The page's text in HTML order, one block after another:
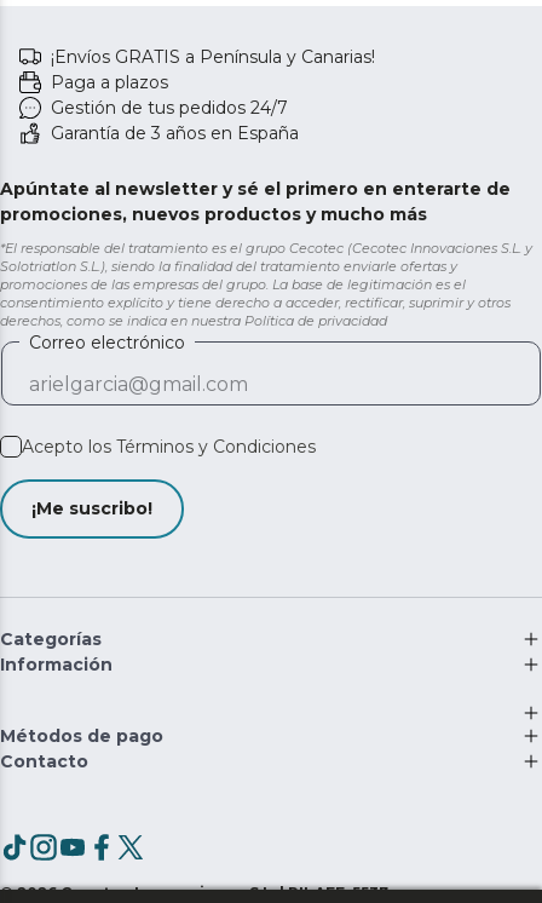
¡Envíos GRATIS a Península y Canarias!
Paga a plazos
Gestión de tus pedidos 24/7
Garantía de 3 años en España
Apúntate al newsletter y sé el primero en enterarte de
promociones, nuevos productos y mucho más
*El responsable del tratamiento es el grupo Cecotec (Cecotec Innovaciones S.L. y
Solotriatlon S.L.), siendo la finalidad del tratamiento enviarle ofertas y
promociones de las empresas del grupo. La base de legitimación es el
consentimiento explícito y tiene derecho a acceder, rectificar, suprimir y otros
derechos, como se indica en nuestra Política de privacidad
Correo electrónico
Acepto los Términos y Condiciones
¡Me suscribo!
Categorías
Información
Métodos de pago
Contacto
©2026 Cecotec Innovaciones S.L. | RII-AEE: 5537